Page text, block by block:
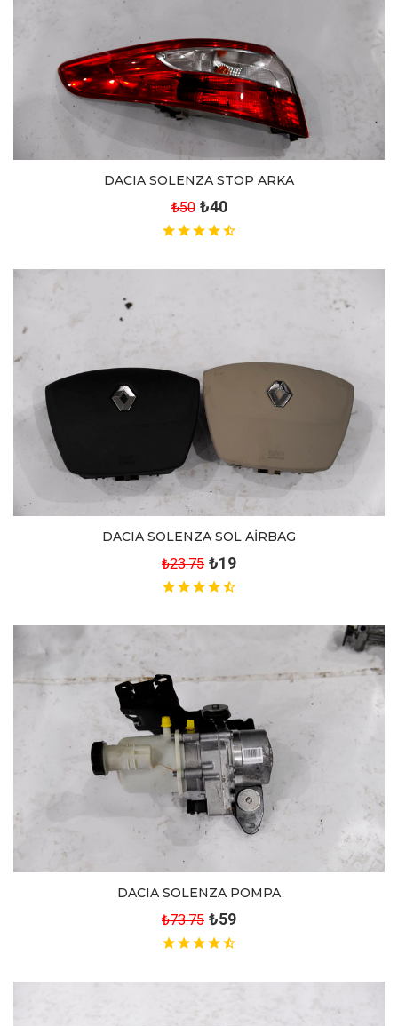
DACIA SOLENZA STOP ARKA
₺50 ₺40
DACIA SOLENZA SOL AİRBAG
₺23.75 ₺19
DACIA SOLENZA POMPA
₺73.75 ₺59